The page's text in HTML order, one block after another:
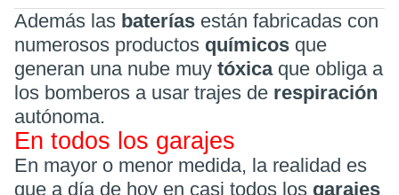
Además las baterías están fabricadas con
numerosos productos químicos que
generan una nube muy tóxica que obliga a
los bomberos a usar trajes de respiración
autónoma.
En todos los garajes
En mayor o menor medida, la realidad es
que a día de hoy en casi todos los garajes